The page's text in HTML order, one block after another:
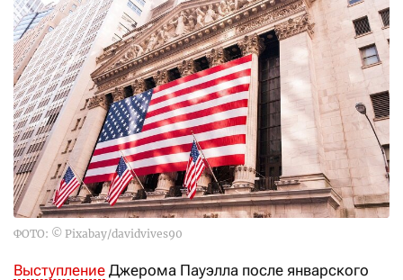
ФОТО: © Pixabay/davidvives90
Выступление Джерома Пауэлла после январского